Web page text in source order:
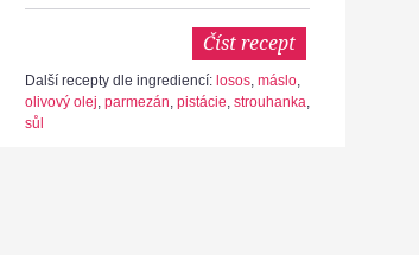
Číst recept
Další recepty dle ingrediencí: losos, máslo,
olivový olej, parmezán, pistácie, strouhanka,
sůl